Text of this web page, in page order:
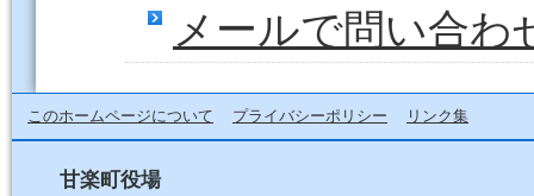
メールで問い合わ
このホームページについて プライバシーポリシー リンク集
甘楽町役場